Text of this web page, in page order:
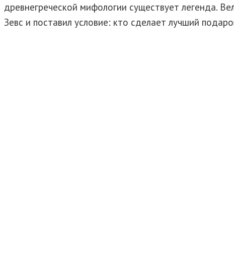
древнегреческой мифологии существует легенда.
Зевс и поставил условие: кто сделает лучший